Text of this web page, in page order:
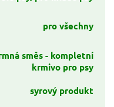
pro všechny
směs - kompletní
krmivo pro psy
syrový produkt